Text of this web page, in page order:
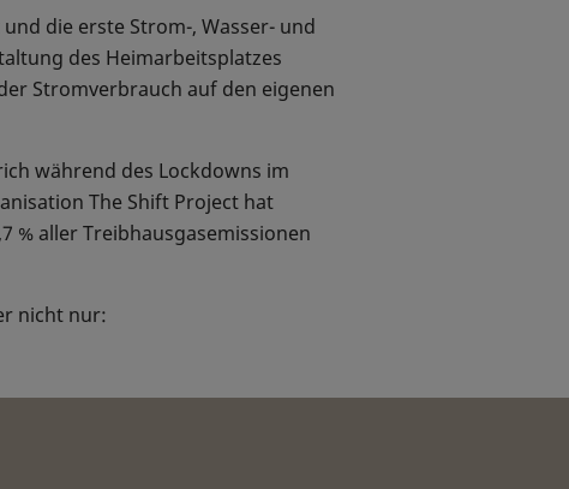
die erste Strom-, Wasser- und
des Heimarbeitsplatzes
Stromverbrauch auf den eigenen
während des Lockdowns im
The Shift Project hat
% aller Treibhausgasemissionen
nicht nur: